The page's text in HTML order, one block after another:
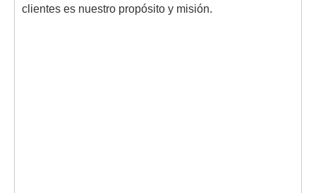
clientes es nuestro propósito y misión.